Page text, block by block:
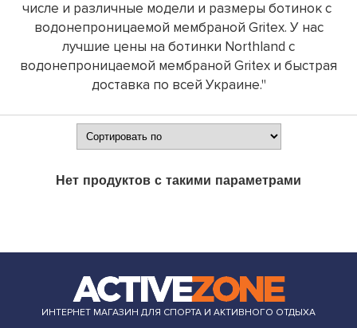
числе и различные модели и размеры ботинок с
водонепроницаемой мембраной Gritex. У нас
лучшие цены на ботинки Northland с
водонепроницаемой мембраной Gritex и быстрая
доставка по всей Украине."
Нет продуктов с такими параметрами
ИНТЕРНЕТ МАГАЗИН ДЛЯ СПОРТА И АКТИВНОГО ОТДЫХА